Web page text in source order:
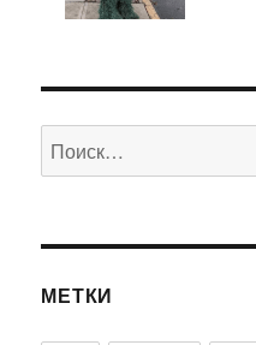
Искать:
МЕТКИ